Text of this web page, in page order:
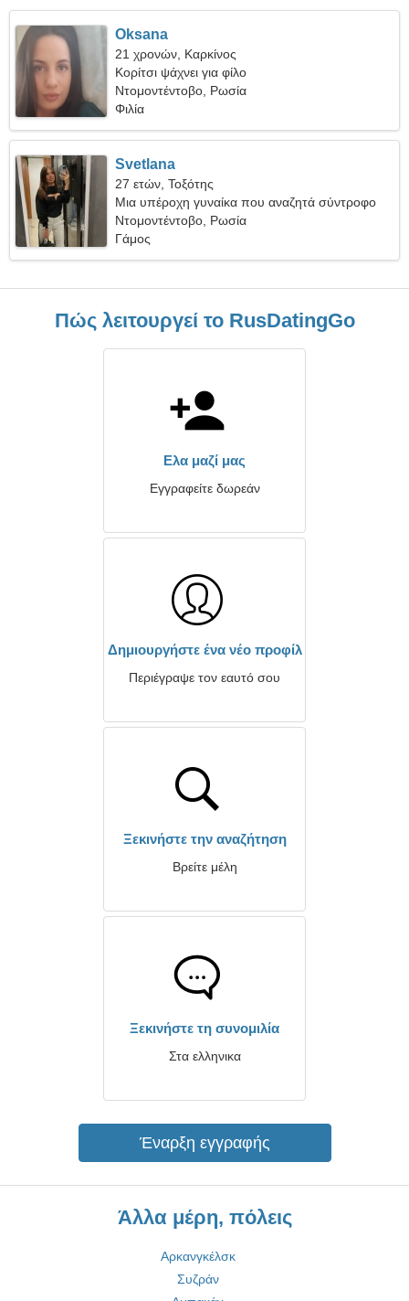
Oksana
21 χρονών, Καρκίνος
Κορίτσι ψάχνει για φίλο
Ντομοντέντοβο, Ρωσία
Φιλία
Svetlana
27 ετών, Τοξότης
Μια υπέροχη γυναίκα που αναζητά σύντροφο
Ντομοντέντοβο, Ρωσία
Γάμος
Πώς λειτουργεί το RusDatingGo
Ελα μαζί μας
Εγγραφείτε δωρεάν
Δημιουργήστε ένα νέο προφίλ
Περιέγραψε τον εαυτό σου
Ξεκινήστε την αναζήτηση
Βρείτε μέλη
Ξεκινήστε τη συνομιλία
Στα ελληνικα
Έναρξη εγγραφής
Άλλα μέρη, πόλεις
Αρκανγκέλσκ
Συζράν